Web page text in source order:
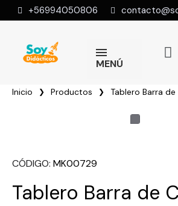
+56994050806
MENÚ
Inicio Productos Tablero Barra
CÓDIGO MK00729
Tablero Barra de